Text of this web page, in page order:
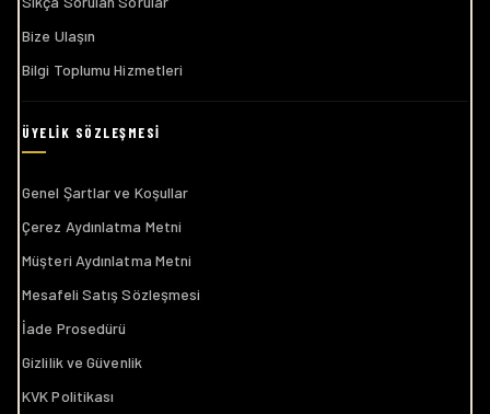
Bize Ulaşın
Bilgi Toplumu Hizmetleri
Genel Şartlar ve Koşullar
Çerez Aydınlatma Metni
Müşteri Aydınlatma Metni
Mesafeli Satış Sözleşmesi
İade Prosedürü
Gizlilik ve Güvenlik
KVK Politikası